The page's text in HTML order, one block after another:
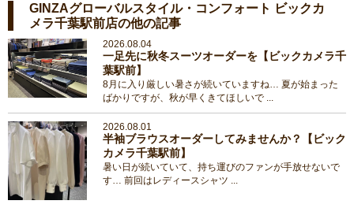
GINZAグローバルスタイル・コンフォート ビックカ
メラ千葉駅前店の他の記事
2026.08.04
一足先に秋冬スーツオーダーを【ビックカメラ千
葉駅前】
8月に入り厳しい暑さが続いていますね… 夏が始まった
ばかりですが、秋が早くきてほしいで ...
2026.08.01
半袖ブラウスオーダーしてみませんか？【ビック
カメラ千葉駅前】
暑い日が続いていて、持ち運びのファンが手放せないで
す… 前回はレディースシャツ ...